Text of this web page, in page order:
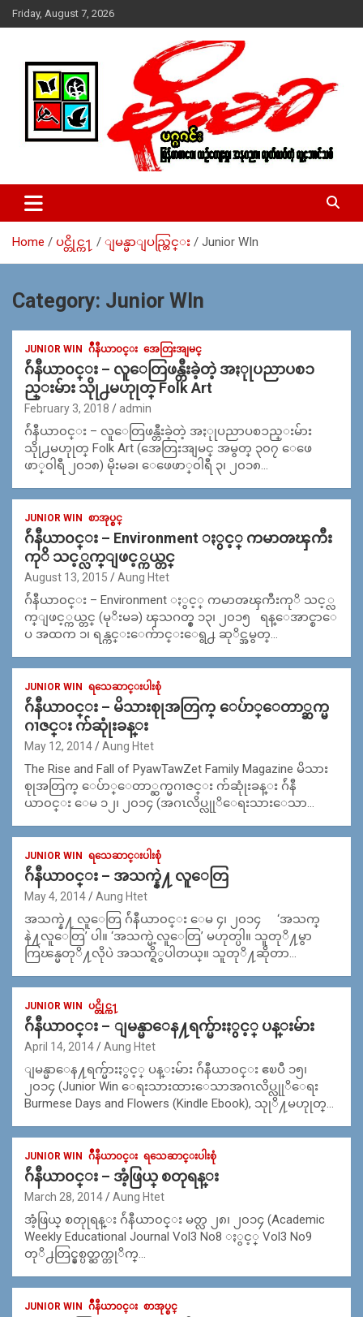
Skip
to
Friday, August 7, 2026
MoeMaKa Burmese News &
Media
ယ္ေရး – အမွတ္ ၂၅၄၊ ပထပ္၊ လမ္း ၄၀၊ ေက်ာက္တံတား၊ ရန္ကုန္။
(ဖုုံး – ၀၉ ၂၅၂ ၂၄၉ ၀၉၄ ၊ ၀၉ ၄၂၁ ၇၄၃ ၇၅၃ ၊ ၀၉ ၅၀၄ ၁၀ ၅၈) ျ
ဇာေစ်းသစ္ ။ ၀၉ ၇၈၆၈၃၇ ၃၀၅ / ၀၉ ၉၆၃၆၉၉၈၃၄
Home ပင္တိုင္က႑ ျမန္မာျပည္တြင္း Junior WIn
Category: Junior WIn
JUNIOR WIN ဂ်ဳနီယာ၀င္း အေတြးအျမင္
ဂ်ဴနီယာ၀င္း – လူေတြဖန္တီးခဲ့တဲ့ အႏုုပညာပစၥ
ည္းမ်ား သိုု႕မဟုုတ္ Folk Art
February 3, 2018 admin
ဂ်ဴနီယာ၀င္း – လူေတြဖန္တီးခဲ့တဲ့ အႏုုပညာပစၥည္းမ်ား
သိုု႕မဟုုတ္ Folk Art (အေတြးအျမင္ အမွတ္ ၃၀၇ ေဖေ
ဖာ္၀ါရီ ၂၀၁၈) မိုးမခ၊ ေဖေဖာ္၀ါရီ ၃၊ ၂၀၁၈…
JUNIOR WIN စာအုပ္စင္
ဂ်ဴနီယာ၀င္း – Environment ႏွင့္ ကမာၻၾကီး
ကုိ သင့္လက္ျဖင့္ကယ္တင္
August 13, 2015 Aung Htet
ဂ်ဴနီယာ၀င္း – Environment ႏွင့္ ကမာၻၾကီးကုိ သင့္လ
က္ျဖင့္ကယ္တင္ (မုိးမခ) ၾသဂတ္စ္ ၁၃၊ ၂၀၁၅ ရန္ေအာင္စာေ
ပ အထက ၁၊ ရန္ကင္းေက်ာင္းေရွ႕ ဆုိင္အမွတ္…
JUNIOR WIN ရသေဆာင္းပါးစုံ
ဂ်ဴနီယာ၀င္း – မိသားစုုအတြက္ ေပ်ာ္ေတာ္ဆက္မ
ဂၢဇင္း က်ဆုုံးခန္း
May 12, 2014 Aung Htet
The Rise and Fall of PyawTawZet Family Magazine မိသား
စုုအတြက္ ေပ်ာ္ေတာ္ဆက္မဂၢဇင္း က်ဆုုံးခန္း ဂ်ဴနီ
ယာ၀င္း ေမ ၁၂၊ ၂၀၁၄ (အဂၤလိပ္လုုိေရးသားေသာ…
JUNIOR WIN ရသေဆာင္းပါးစုံ
ဂ်ဴနီယာ၀င္း – အသက္နဲ႔ လူေတြ
May 4, 2014 Aung Htet
အသက္နဲ႔ လူေတြ ဂ်ဴနီယာ၀င္း ေမ ၄၊ ၂၀၁၄ ‘အသက္
နဲ႔လူေတြ’ ပါ။ ‘အသက္မဲ့လူေတြ’ မဟုတ္ပါ။ သူတုိ႔မွာ
ကြၽန္မတုိ႔လိုပဲ အသက္ရိွပါတယ္။ သူတုိ႔ဆိုတာ…
JUNIOR WIN ပင္တိုင္က႑
ဂ်ဴနီယာ၀င္း – ျမန္မာေန႔ရက္မ်ားႏွင့္ ပန္းမ်ား
April 14, 2014 Aung Htet
ျမန္မာေန႔ရက္မ်ားႏွင့္ ပန္းမ်ား ဂ်ဴနီယာ၀င္း ဧၿပီ ၁၅၊
၂၀၁၄ (Junior Win ေရးသားထားေသာအဂၤလိပ္လုုိေရး
Burmese Days and Flowers (Kindle Ebook), သုုိ႔မဟုုတ္…
JUNIOR WIN ဂ်ဳနီယာ၀င္း ရသေဆာင္းပါးစုံ
ဂ်ဴနီယာ၀င္း – အံ့ဖြယ္ စတုရန္း
March 28, 2014 Aung Htet
အံ့ဖြယ္ စတုုရန္း ဂ်ဴနီယာ၀င္း မတ္လ ၂၈၊ ၂၀၁၄ (Academic
Weekly Educational Journal Vol3 No8 ႏွင့္ Vol3 No9
တုိ႕တြင္နွစ္ပတ္ဆက္တုိက္…
JUNIOR WIN ဂ်ဳနီယာ၀င္း စာအုပ္စင္